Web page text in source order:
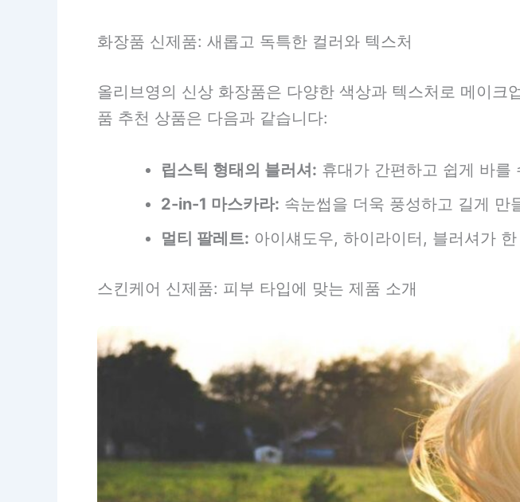
화장품 신제품: 새롭고 독특한 컬러와 텍스처
올리브영의 신상 화장품은 다양한 색상과 텍스처로 메이
품 추천 상품은 다음과 같습니다:
립스틱 형태의 블러셔: 휴대가 간편하고 쉽게 바를
2-in-1 마스카라: 속눈썹을 더욱 풍성하고 길게 만
멀티 팔레트: 아이섀도우, 하이라이터, 블러셔가
스킨케어 신제품: 피부 타입에 맞는 제품 소개